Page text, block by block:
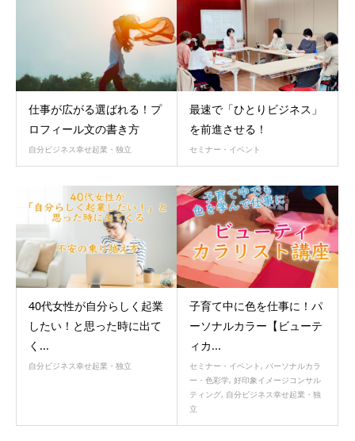
仕事が広がる選ばれる！プ
ロフィール文の書き方
自分ビジネス幸せ起業・独立
最速で「ひとりビジネス」
を前進させる！
セミナー・イベント
40代女性が自分らしく起業
したい！と思った時に出て
く...
自分ビジネス幸せ起業・独立
子育て中に色を仕事に！パ
ーソナルカラー【ビューテ
ィカ...
セミナー・イベント, パーソナルカラ
ー・色彩学, 好印象イメージコンサル
ティング, 自分ビジネス幸せ起業・独
立